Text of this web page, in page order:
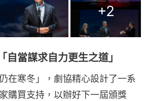
+2
當謀求自力更生之道」
在寒冬」，劇協精心設計了一系
購買支持，以辦好下一屆頒獎